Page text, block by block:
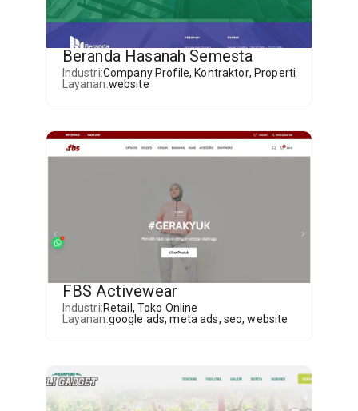
Beranda Hasanah Semesta
Industri:Company Profile, Kontraktor, Properti
Layanan:website
FBS Activewear
Industri:Retail , Toko Online
Layanan:google ads,meta ads, seo,website